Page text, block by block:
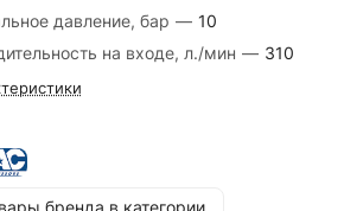
под наклоном к ресиверу
охлаждающие ребра для
давление, бар — 10
на входе, л./мин — 310
бренда в категории